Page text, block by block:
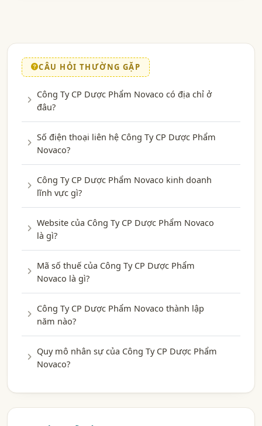
CÂU HỎI THƯỜNG GẶP
Công Ty CP Dược Phẩm Novaco có địa chỉ ở
đâu?
Số điện thoại liên hệ Công Ty CP Dược Phẩm
Novaco?
Công Ty CP Dược Phẩm Novaco kinh doanh
lĩnh vực gì?
Website của Công Ty CP Dược Phẩm Novaco
là gì?
Mã số thuế của Công Ty CP Dược Phẩm
Novaco là gì?
Công Ty CP Dược Phẩm Novaco thành lập
năm nào?
Quy mô nhân sự của Công Ty CP Dược Phẩm
Novaco?